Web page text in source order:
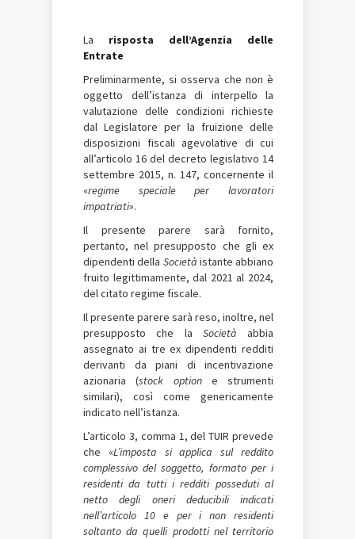
La risposta dell’Agenzia delle
Entrate
Preliminarmente, si osserva che non è
oggetto dell’istanza di interpello la
valutazione delle condizioni richieste
dal Legislatore per la fruizione delle
disposizioni fiscali agevolative di cui
all’articolo 16 del decreto legislativo 14
settembre 2015, n. 147, concernente il
«regime speciale per lavoratori
impatriati».
Il presente parere sarà fornito,
pertanto, nel presupposto che gli ex
dipendenti della Società istante abbiano
fruito legittimamente, dal 2021 al 2024,
del citato regime fiscale.
Il presente parere sarà reso, inoltre, nel
presupposto che la Società abbia
assegnato ai tre ex dipendenti redditi
derivanti da piani di incentivazione
azionaria (stock option e strumenti
similari), così come genericamente
indicato nell’istanza.
L’articolo 3, comma 1, del TUIR prevede
che «L’imposta si applica sul reddito
complessivo del soggetto, formato per i
residenti da tutti i redditi posseduti al
netto degli oneri deducibili indicati
nell’articolo 10 e per i non residenti
soltanto da quelli prodotti nel territorio